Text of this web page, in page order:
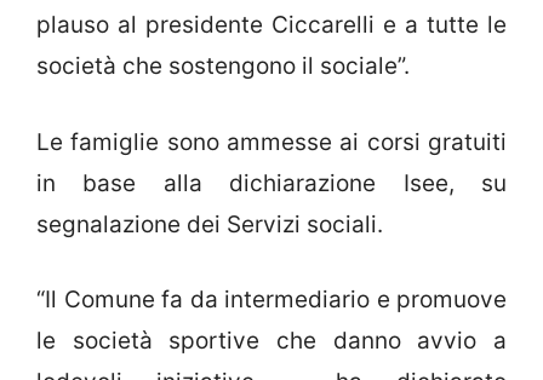
plauso al presidente Ciccarelli e a tutte le
società che sostengono il sociale”.
Le famiglie sono ammesse ai corsi gratuiti
in base alla dichiarazione Isee, su
segnalazione dei Servizi sociali.
“Il Comune fa da intermediario e promuove
le società sportive che danno avvio a